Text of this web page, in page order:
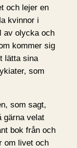
och lejer en
kvinnor i
av olycka och
kommer sig
lätta sina
som
som sagt,
gärna velat
bok från och
om livet och